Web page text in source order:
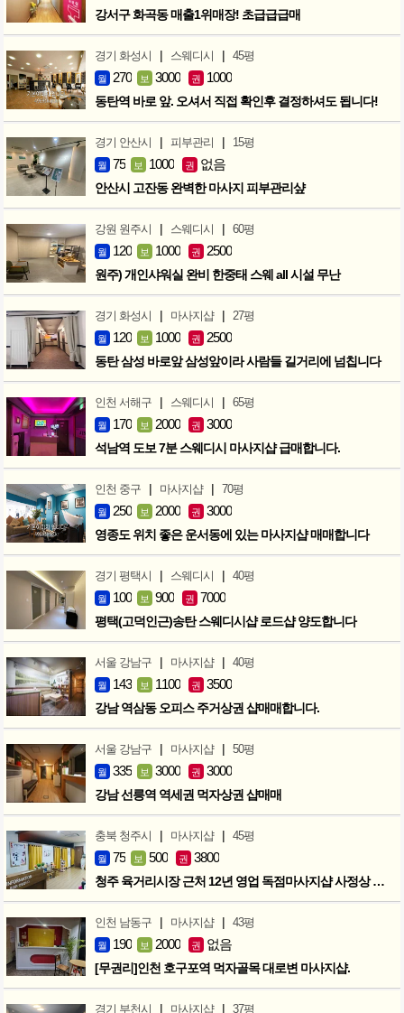
강서구 화곡동 매출1위매장! 초급급급매
경기 화성시 | 스웨디시 | 45평
월 270 보 3000 권 1000
동탄역 바로 앞. 오셔서 직접 확인후 결정하셔도 됩니다!
경기 안산시 | 피부관리 | 15평
월 75 보 1000 권 없음
안산시 고잔동 완벽한 마사지 피부관리샾
강원 원주시 | 스웨디시 | 60평
월 120 보 1000 권 2500
원주) 개인샤워실 완비 한중태 스웨 all 시설 무난
경기 화성시 | 마사지샵 | 27평
월 120 보 1000 권 2500
동탄 삼성 바로앞 삼성앞이라 사람들 길거리에 넘칩니다
인천 서해구 | 스웨디시 | 65평
월 170 보 2000 권 3000
석남역 도보 7분 스웨디시 마사지샵 급매합니다.
인천 중구 | 마사지샵 | 70평
월 250 보 2000 권 3000
영종도 위치 좋은 운서동에 있는 마사지샵 매매합니다
경기 평택시 | 스웨디시 | 40평
월 100 보 900 권 7000
평택(고덕인근)송탄 스웨디시샵 로드샵 양도합니다
서울 강남구 | 마사지샵 | 40평
월 143 보 1100 권 3500
강남 역삼동 오피스 주거상권 샵매매합니다.
서울 강남구 | 마사지샵 | 50평
월 335 보 3000 권 3000
강남 선릉역 역세권 먹자상권 샵매매
충북 청주시 | 마사지샵 | 45평
월 75 보 500 권 3800
청주 육거리시장 근처 12년 영업 독점마사지샵 사정상 급매합니다.
인천 남동구 | 마사지샵 | 43평
월 190 보 2000 권 없음
[무권리]인천 호구포역 먹자골목 대로변 마사지샵.
경기 부천시 | 마사지샵 | 37평